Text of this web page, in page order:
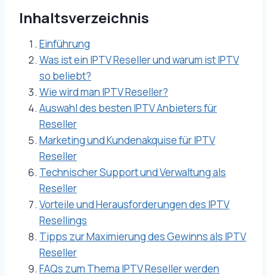
Inhaltsverzeichnis
Einführung
Was ist ein IPTV Reseller und warum ist IPTV
so beliebt?
Wie wird man IPTV Reseller?
Auswahl des besten IPTV Anbieters für
Reseller
Marketing und Kundenakquise für IPTV
Reseller
Technischer Support und Verwaltung als
Reseller
Vorteile und Herausforderungen des IPTV
Resellings
Tipps zur Maximierung des Gewinns als IPTV
Reseller
FAQs zum Thema IPTV Reseller werden